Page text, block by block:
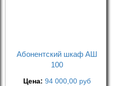
Абонентский шкаф АШ
100
Цена: 94 000,00 руб